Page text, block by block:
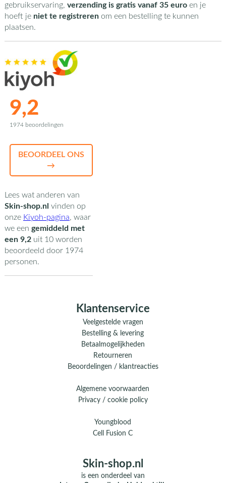
gebruikservaring, verzending is gratis vanaf 35 euroen je
hoeft je niet te registrerenom een bestelling te kunnen
plaatsen.
9,2
1974 beoordelingen
BEOORDEEL ONS
→
Lees wat anderen van
Skin-shop.nl vinden op
onze Kiyoh-pagina, waar
we een gemiddeld met
een 9,2uit 10worden
beoordeeld door 1974
personen.
Klantenservice
Veelgestelde vragen
Bestelling & levering
Betaalmogelijkheden
Retourneren
Beoordelingen / klantreacties
Algemene voorwaarden
Privacy / cookie policy
Youngblood
Cell Fusion C
Skin-shop.nl
is een onderdeel van